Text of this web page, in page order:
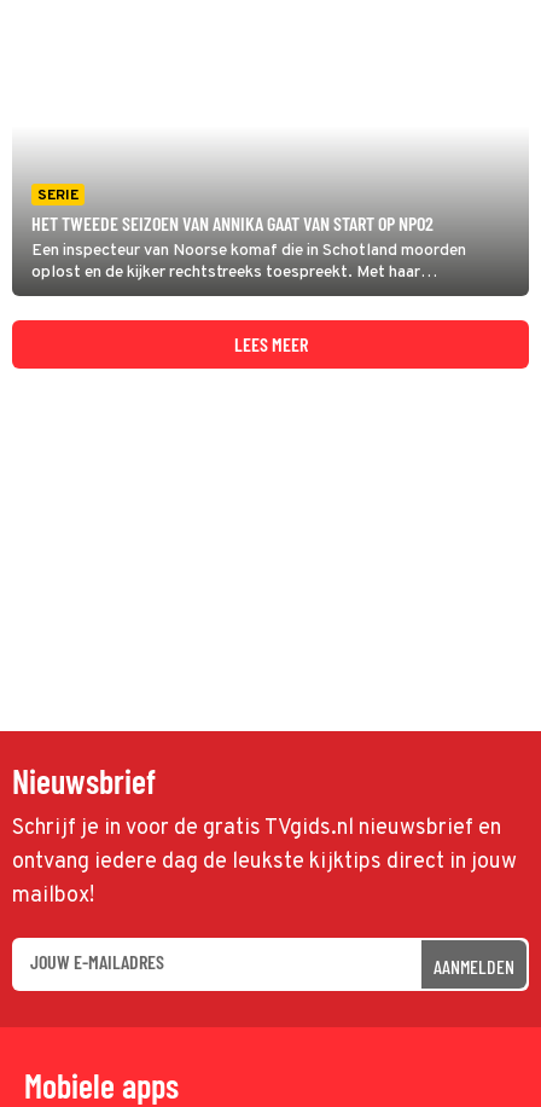
SERIE
HET TWEEDE SEIZOEN VAN ANNIKA GAAT VAN START OP NPO2
Een inspecteur van Noorse komaf die in Schotland moorden
oplost en de kijker rechtstreeks toespreekt. Met haar
kenmerkende zwarte humor pluist Annika zaken uit en probeert ze
haar privéleven in goede banen te leiden.
LEES MEER
Nieuwsbrief
Schrijf je in voor de gratis TVgids.nl nieuwsbrief en
ontvang iedere dag de leukste kijktips direct in jouw
mailbox!
AANMELDEN
Mobiele apps